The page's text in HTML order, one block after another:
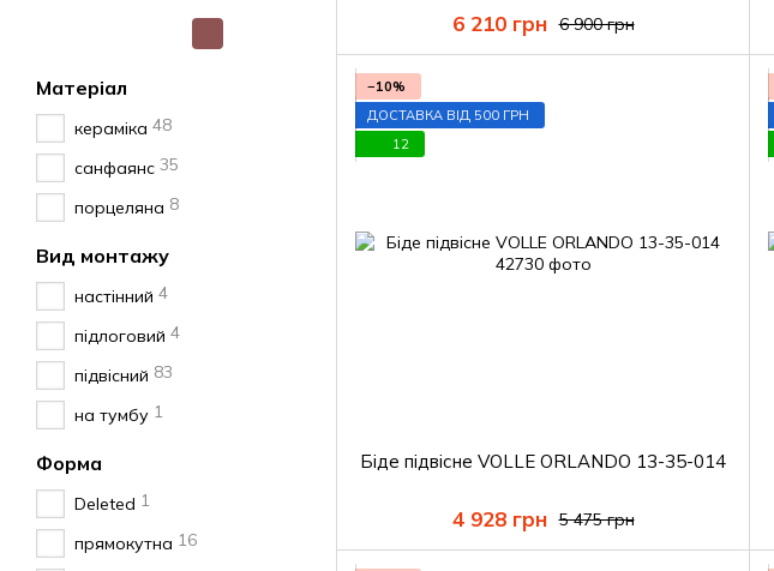
6 900 грн
6 210 грн
−10%
ДОСТАВКА ВІД 500 ГРН
12
Біде підвісне VOLLE ORLANDO 13-35-014
5 475 грн
4 928 грн
Матеріал
кераміка 48
санфаянс 35
порцеляна 8
Вид монтажу
настінний 4
підлоговий 4
підвісний 83
на тумбу 1
Форма
Deleted 1
прямокутна 16